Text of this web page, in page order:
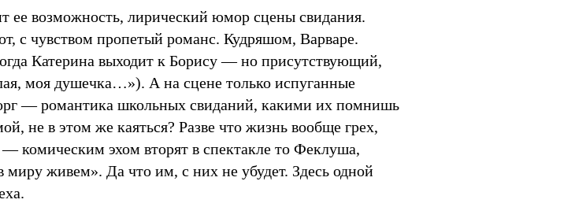
ее возможность, лирический юмор сцены свидания.
с чувством пропетый романс. Кудряшом, Варваре.
Катерина выходит к Борису — но присутствующий,
моя душечка…»). А на сцене только испуганные
— романтика школьных свиданий, какими их помнишь
не в этом же каяться? Разве что жизнь вообще грех,
эхом вторят в спектакле то Феклуша,
миру живем». Да что им, с них не убудет. Здесь одной